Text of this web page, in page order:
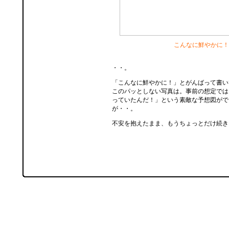
こんなに鮮やかに！
・・。
「こんなに鮮やかに！」とがんばって書
このパッとしない写真は。事前の想定で
っていたんだ！」という素敵な予想図が
が・・。
不安を抱えたまま、もうちょっとだけ続